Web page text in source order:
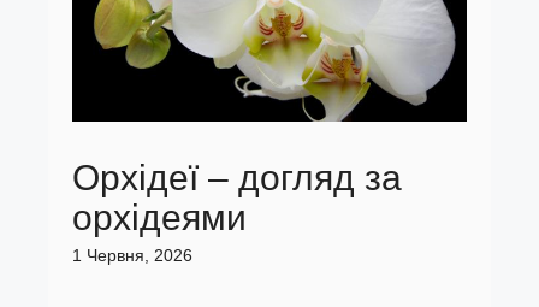
Орхідеї – догляд за
орхідеями
1 Червня, 2026